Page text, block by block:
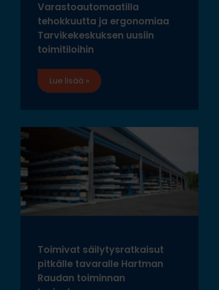
Varastoautomaatilla
tehokkuutta ja ergonomiaa
Tarvikekeskuksen uusiin
toimitiloihin
Lue lisää »
Toimivat säilytysratkaisut
pitkälle tavaralle Hartman
Raudan toiminnan